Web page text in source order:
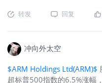
转发 回复
冲向外太空
$ARM Holdings Ltd(ARM)$
超标普500指数的6.5%涨幅